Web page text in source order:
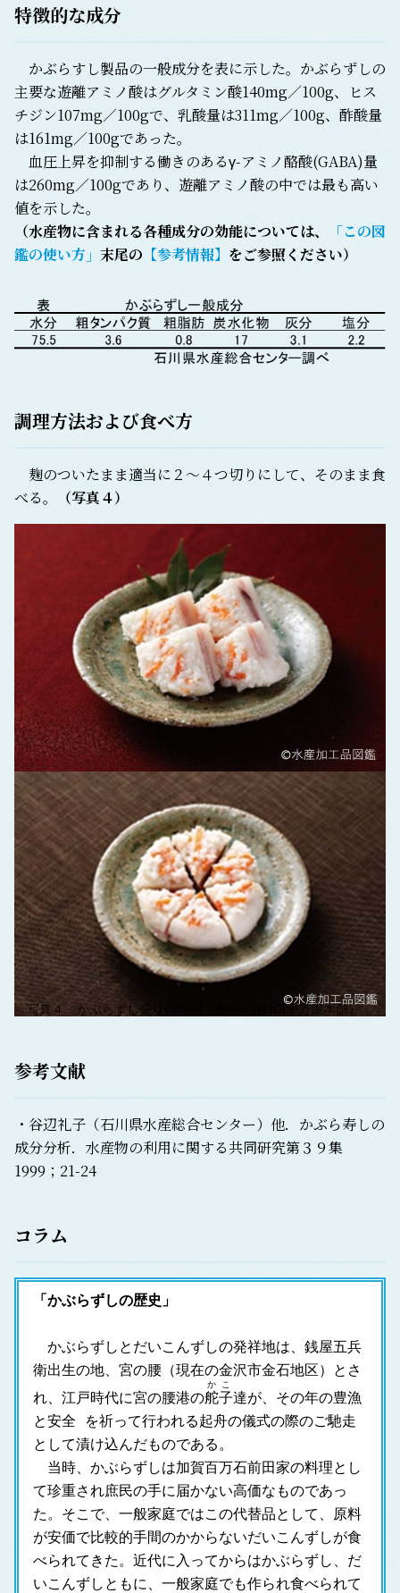
特徴的な成分
かぶらすし製品の一般成分を表に示した。かぶらずしの
主要な遊離アミノ酸はグルタミン酸140mg／100g、ヒス
チジン107mg／100gで、乳酸量は311mg／100g、酢酸量
は161mg／100gであった。
血圧上昇を抑制する働きのあるγ-アミノ酪酸(GABA)量
は260mg／100gであり、遊離アミノ酸の中では最も高い
値を示した。
（水産物に含まれる各種成分の効能については、
「この図
鑑の使い方」 末尾の 【参考情報】 をご参照ください）
調理方法および食べ方
麹のついたまま適当に２～４つ切りにして、そのまま食
べる。
（写真４）
写真４ かぶらずし盛り付け例（提供：(株)四十万屋本舗）
参考文献
・谷辺礼子（石川県水産総合センター）他．かぶら寿しの
成分分析．水産物の利用に関する共同研究第３９集
1999；21-24
コラム
「かぶらずしの歴史」
かぶらずしとだいこんずしの発祥地は、銭屋五兵
衛出生の地、宮の腰（現在の金沢市金石地区）とさ
れ、江戸時代に宮の腰港の舵子
かこ
達が、その年の豊漁
と安全 を祈って行われる起舟の儀式の際のご馳走
として漬け込んだものである。
当時、かぶらずしは加賀百万石前田家の料理とし
て珍重され庶民の手に届かない高価なものであっ
た。そこで、一般家庭ではこの代替品として、原料
が安価で比較的手間のかからないだいこんずしが食
べられてきた。近代に入ってからはかぶらずし、だ
いこんずしともに、一般家庭でも作られ食べられて